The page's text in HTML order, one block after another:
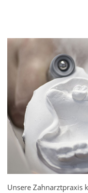
Unsere Zahnarztpraxis